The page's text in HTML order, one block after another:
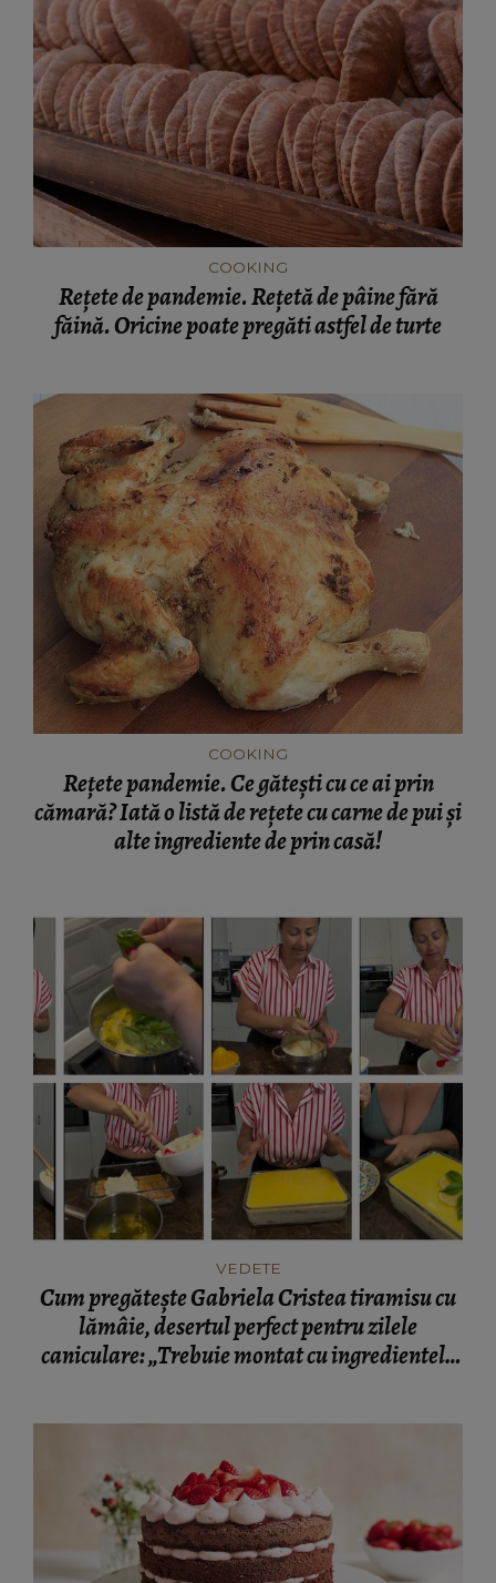
COOKING
Rețete de pandemie. Rețetă de pâine fără
făină. Oricine poate pregăti astfel de turte
COOKING
Rețete pandemie. Ce gătești cu ce ai prin
cămară? Iată o listă de rețete cu carne de pui și
alte ingrediente de prin casă!
VEDETE
Cum pregătește Gabriela Cristea tiramisu cu
lămâie, desertul perfect pentru zilele
caniculare: „Trebuie montat cu ingredientele